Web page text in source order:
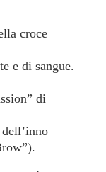
croce
e di sangue.
di